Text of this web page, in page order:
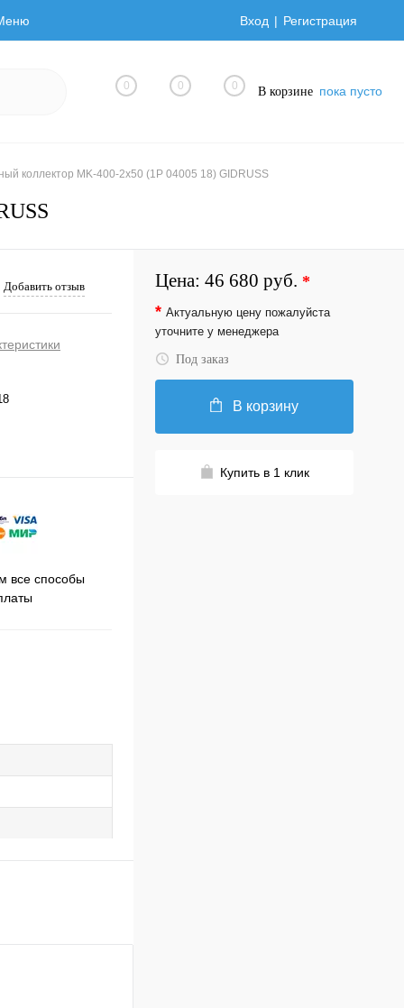
Вход Регистрация
0 0 0 В корзине пока пусто
коллектор MK-400-2x50 (1P 04005 18) GIDRUSS
Добавить отзыв
все способы
Цена: 46 680 руб. *
* Актуальную цену пожалуйста
уточните у менеджера
Под заказ
В корзину
Купить в 1 клик